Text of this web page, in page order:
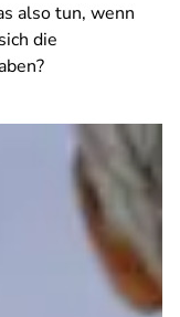
also tun, wenn
die